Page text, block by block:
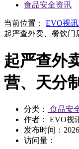
食品安全资讯
当前位置： EVO视
起严查外卖、餐饮门
起严查外
营、天分
分类：
食品安
作者： EVO视
发布时间：
访问量：